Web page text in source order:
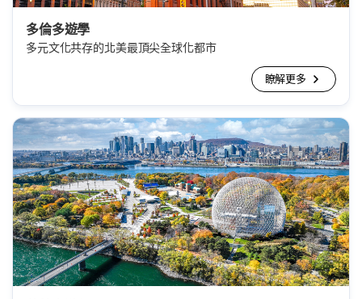
多倫多遊學
多元文化共存的北美最頂尖全球化都市
瞭解更多